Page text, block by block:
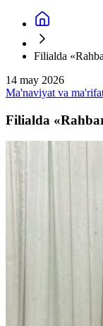
Filialda
14 may 2026
Ma'naviyat va
Filialda